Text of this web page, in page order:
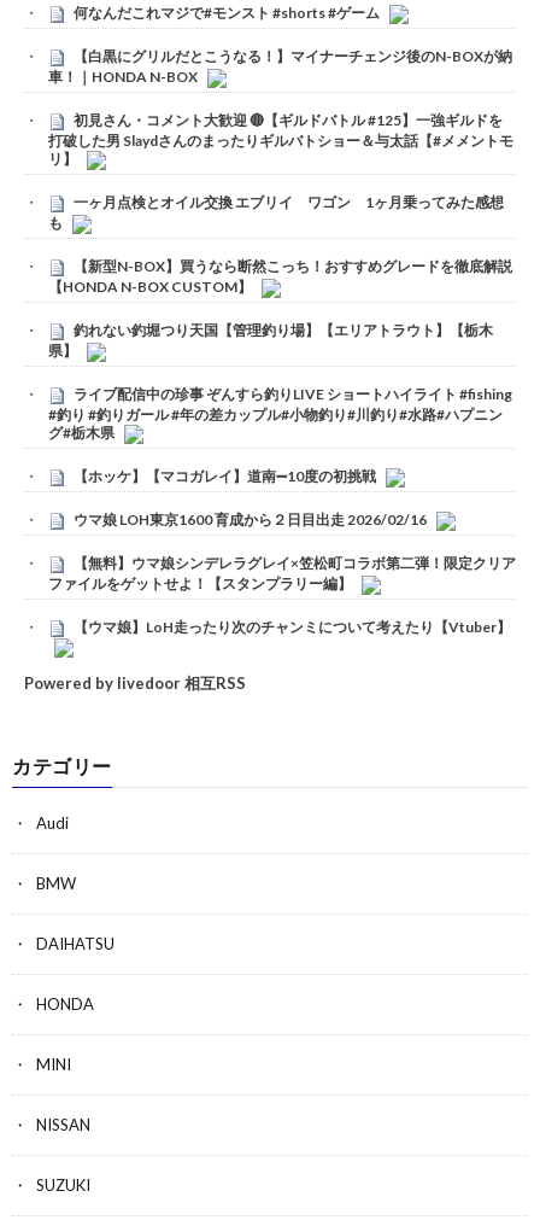
何なんだこれマジで#モンスト #shorts #ゲーム
【白黒にグリルだとこうなる！】マイナーチェンジ後のN-BOXが納
車！｜HONDA N-BOX
初見さん・コメント大歓迎 🔴【ギルドバトル #125】一強ギルドを
打破した男 Slaydさんのまったりギルバトショー＆与太話【#メメントモ
リ】
一ヶ月点検とオイル交換 エブリイ ワゴン 1ヶ月乗ってみた感想
も
【新型N-BOX】買うなら断然こっち！おすすめグレードを徹底解説
【HONDA N-BOX CUSTOM】
釣れない釣堀つり天国【管理釣り場】【エリアトラウト】【栃木
県】
ライブ配信中の珍事 ぞんすら釣りLIVE ショートハイライト #fishing
#釣り #釣りガール #年の差カップル#小物釣り#川釣り#水路#ハプニン
グ#栃木県
【ホッケ】【マコガレイ】道南➖10度の初挑戦
ウマ娘 LOH東京1600 育成から２日目出走 2026/02/16
【無料】ウマ娘シンデレラグレイ×笠松町コラボ第二弾！限定クリア
ファイルをゲットせよ！【スタンプラリー編】
【ウマ娘】LoH走ったり次のチャンミについて考えたり【Vtuber】
Powered by livedoor 相互RSS
カテゴリー
Audi
BMW
DAIHATSU
HONDA
MINI
NISSAN
SUZUKI